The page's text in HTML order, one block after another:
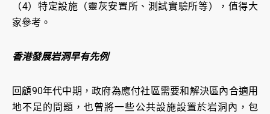
（4）特定設施（靈灰安置所、測試實驗所等），值得大
家參考。
香港發展岩洞早有先例
回顧90年代中期，政府為應付社區需要和解決區內合適用
地不足的問題，也曾將一些公共設施設置於岩洞內，包